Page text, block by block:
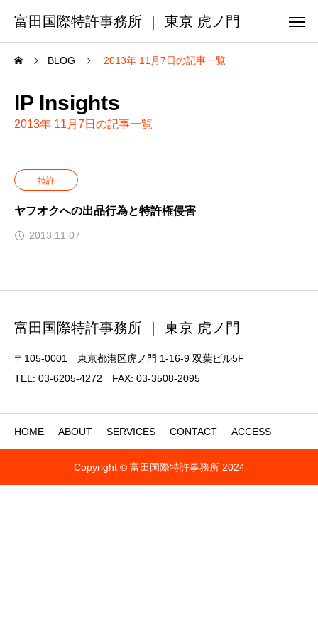
富田国際特許事務所 ｜ 東京 虎ノ門
BLOG 2013年 11月7日の記事一覧
IP Insights
2013年 11月7日の記事一覧
特許
ヤフオクへの出品行為と特許権侵害
2013.11.07
富田国際特許事務所 ｜ 東京 虎ノ門
〒105-0001 東京都港区虎ノ門 1-16-9 双葉ビル5F
TEL: 03-6205-4272 FAX: 03-3508-2095
HOME ABOUT SERVICES CONTACT ACCESS
Copyright © 富田国際特許事務所 2024